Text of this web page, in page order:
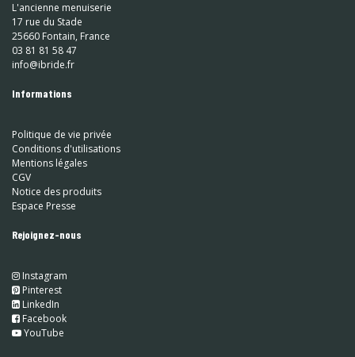
L'ancienne menuiserie
17 rue du Stade
25660 Fontain, France
03 81 81 58 47
info@ibride.fr
Informations
Politique de vie privée
Conditions d'utilisations
Mentions légales
CGV
Notice des produits
Espace Presse
Rejoignez-nous
Instagram
Pinterest
LinkedIn
​ Facebook
YouTube